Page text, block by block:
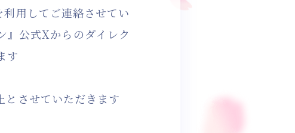
用してご連絡させてい
公式Xからのダイレク
す
とさせていただきます